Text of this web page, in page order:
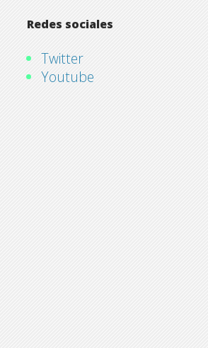
Redes sociales
Twitter
Youtube